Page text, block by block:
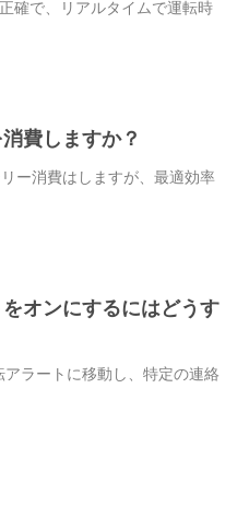
確で、リアルタイムで運転時
費しますか？
ー消費はしますが、最適効率
オンにするにはどうす
ラートに移動し、特定の連絡